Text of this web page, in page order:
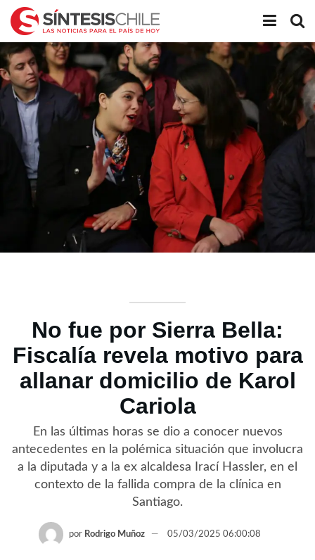
No fue por Sierra Bella:
Fiscalía revela motivo para
allanar domicilio de Karol
Cariola
En las últimas horas se dio a conocer nuevos
antecedentes en la polémica situación que involucra
a la diputada y a la ex alcaldesa Irací Hassler, en el
contexto de la fallida compra de la clínica en
Santiago.
por Rodrigo Muñoz 05/03/2025 06:00:08